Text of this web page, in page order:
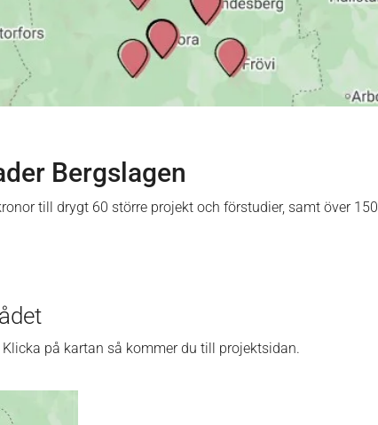
Bergslagen
till drygt 60 större projekt och förstudier, samt över 150
på kartan så kommer du till projektsidan.